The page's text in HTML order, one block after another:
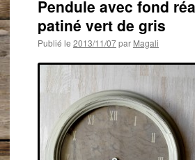
Pendule avec fond
patiné vert de gris
Publié le 2013/11/07par Magali